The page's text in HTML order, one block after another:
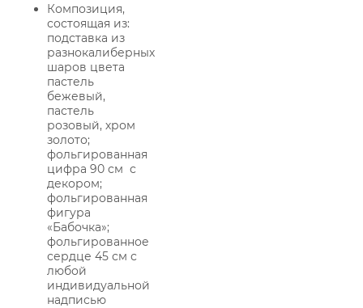
Композиция,
состоящая из:
подставка из
разнокалиберных
шаров цвета
пастель
бежевый,
пастель
розовый, хром
золото;
фольгированная
цифра 90 см с
декором;
фольгированная
фигура
«Бабочка»;
фольгированное
сердце 45 см с
любой
индивидуальной
надписью